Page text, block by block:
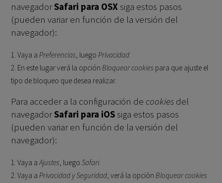
navegadorSafari para OSX siga estos pasos
(pueden variar en función de la versión del
navegador):
Vaya aPreferencias, luegoPrivacidad.
En este lugar verá la opciónBloquear cookies para que ajuste el
tipo de bloqueo que desea realizar.
Para acceder a la configuración de cookies del
navegadorSafari para iOS siga estos pasos
(pueden variar en función de la versión del
navegador):
Vaya aAjustes, luegoSafari.
Vaya aPrivacidad y Seguridad, verá la opciónBloquear cookies